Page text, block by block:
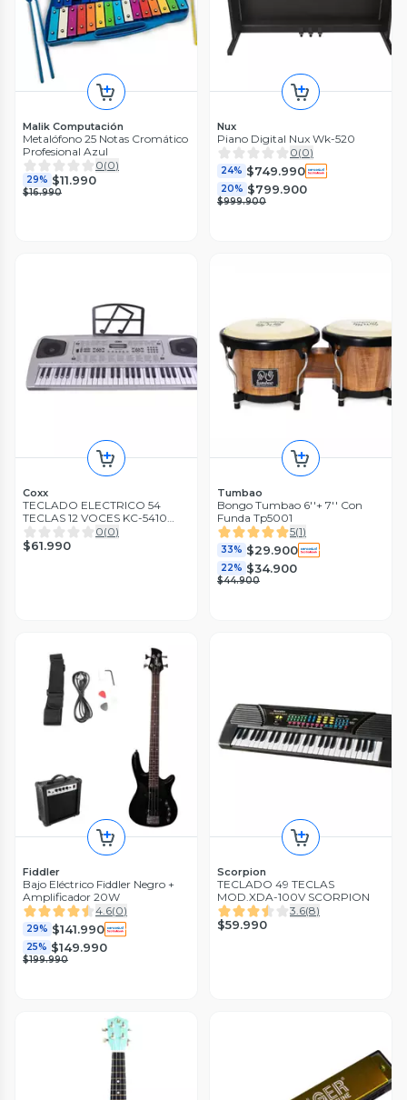
Malik Computación
Metalófono 25 Notas Cromático
Profesional Azul
0(0)
29% $11.990
$16.990
Nux
Piano Digital Nux Wk-520
0(0)
24% $749.990
20% $799.900
$999.900
Coxx
TECLADO ELECTRICO 54
TECLAS 12 VOCES KC-5410
COXX
0(0)
$61.990
Tumbao
Bongo Tumbao 6''+ 7'' Con
Funda Tp5001
5(1)
33% $29.900
22% $34.900
$44.900
Fiddler
Bajo Eléctrico Fiddler Negro +
Amplificador 20W
4.6(0)
29% $141.990
25% $149.990
$199.990
Scorpion
TECLADO 49 TECLAS
MOD.XDA-100V SCORPION
3.6(8)
$59.990